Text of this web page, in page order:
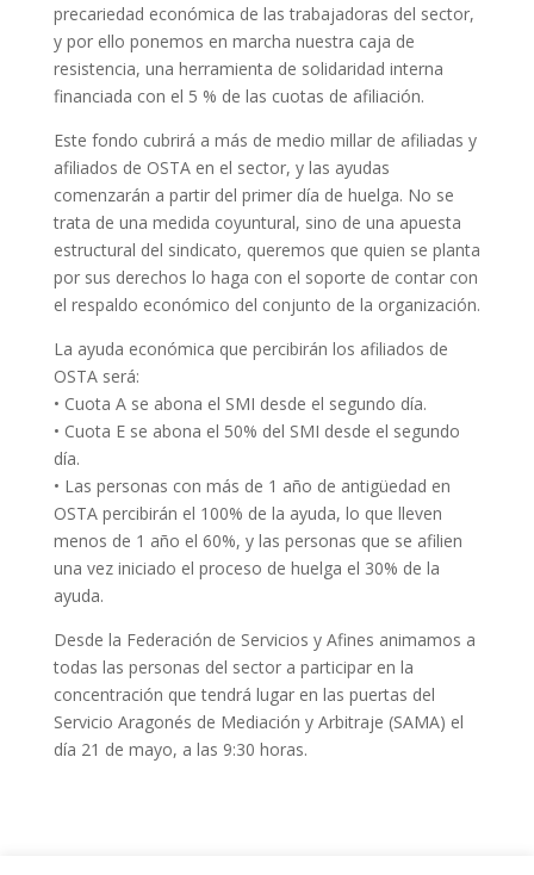
precariedad económica de las trabajadoras del sector,
y por ello ponemos en marcha nuestra caja de
resistencia, una herramienta de solidaridad interna
financiada con el 5 % de las cuotas de afiliación.
Este fondo cubrirá a más de medio millar de afiliadas y
afiliados de OSTA en el sector, y las ayudas
comenzarán a partir del primer día de huelga. No se
trata de una medida coyuntural, sino de una apuesta
estructural del sindicato, queremos que quien se planta
por sus derechos lo haga con el soporte de contar con
el respaldo económico del conjunto de la organización.
La ayuda económica que percibirán los afiliados de
OSTA será:
• Cuota A se abona el SMI desde el segundo día.
• Cuota E se abona el 50% del SMI desde el segundo
día.
• Las personas con más de 1 año de antigüedad en
OSTA percibirán el 100% de la ayuda, lo que lleven
menos de 1 año el 60%, y las personas que se afilien
una vez iniciado el proceso de huelga el 30% de la
ayuda.
Desde la Federación de Servicios y Afines animamos a
todas las personas del sector a participar en la
concentración que tendrá lugar en las puertas del
Servicio Aragonés de Mediación y Arbitraje (SAMA) el
día 21 de mayo, a las 9:30 horas.